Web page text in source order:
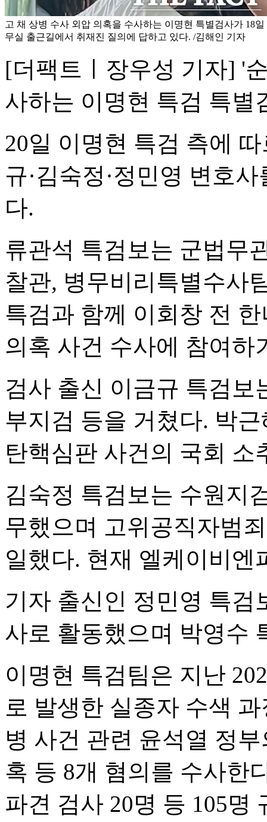
고 채 상병 수사 외압 의혹을 수사하는 이명현 특별검사가 18
무실 출근길에서 취재진 질의에 답하고 있다. /김해인 기자
[더팩트ㅣ장우성 기자] '
사하는 이명현 특검 특별
20일 이명현 특검 측에
규·김숙정·정민영 변호
다.
류관석 특검보는 군법무
찰관, 병무비리특별수사
특검과 함께 이회창 전
의혹 사건 수사에 참여하
검사 출신 이금규 특검보
부지검 등을 거쳤다. 박
탄핵심판 사건의 국회
김숙정 특검보는 수원지
무했으며 고위공직자범
일했다. 현재 엘케이비엔
기자 출신인 정민영 특
사로 활동했으며 박영수
이명현 특검팀은 지난
로 발생한 실종자 수색
병 사건 관련 윤석열 정
혹 등 8개 혐의를 수사한
파견 검사 20명 등 105명